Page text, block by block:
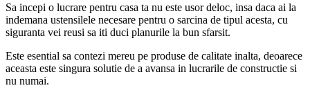
Sa incepi o lucrare pentru casa ta nu este usor deloc, insa daca ai la
indemana ustensilele necesare pentru o sarcina de tipul acesta, cu
siguranta vei reusi sa iti duci planurile la bun sfarsit.
Este esential sa contezi mereu pe produse de calitate inalta, deoarece
aceasta este singura solutie de a avansa in lucrarile de constructie si
nu numai.